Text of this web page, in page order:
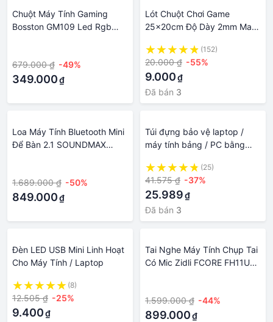
Chuột Máy Tính Gaming
Bosston GM109 Led Rgb
Nhạy
679.000 ₫ -49%
349.000₫
Lót Chuột Chơi Game
25x20cm Độ Dày 2mm May
Hình Giao Hàng Ngẫu Nhiên
Bàn Di Chuột Cho Máy Tính
PC Laptop Gaming - XSmart
(152)
20.000 ₫ -55%
9.000₫
Đã bán 3
Loa Máy Tính Bluetooth Mini
Để Bàn 2.1 SOUNDMAX
1.689.000 ₫ -50%
849.000₫
Túi đựng bảo vệ laptop /
máy tính bảng / PC bằng
cao 10-17 inch(25)
41.575 ₫ -37%
25.989₫
Đã bán 3
Đèn LED USB Mini Linh Hoạt
Cho Máy Tính / Laptop
(8)
12.505 ₫ -25%
9.400₫
Tai Nghe Máy Tính Chụp Tai
Có Mic Zidli FCORE FH11U
Pc Có Dây
1.599.000 ₫ -44%
899.000₫